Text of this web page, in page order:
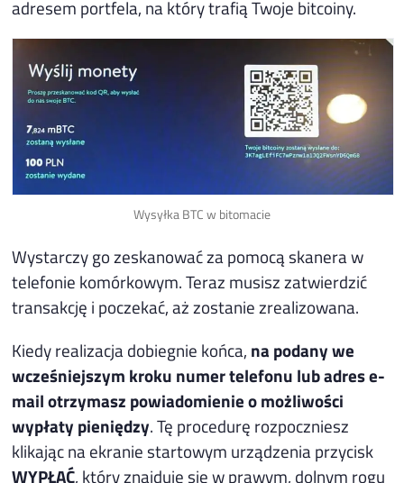
adresem portfela, na który trafią Twoje bitcoiny.
Wysyłka BTC w bitomacie
Wystarczy go zeskanować za pomocą skanera w
telefonie komórkowym. Teraz musisz zatwierdzić
transakcję i poczekać, aż zostanie zrealizowana.
Kiedy realizacja dobiegnie końca, na podany we
wcześniejszym kroku numer telefonu lub adres e-
mail otrzymasz powiadomienie o możliwości
wypłaty pieniędzy. Tę procedurę rozpoczniesz
klikając na ekranie startowym urządzenia przycisk
WYPŁAĆ, który znajduje się w prawym, dolnym rogu